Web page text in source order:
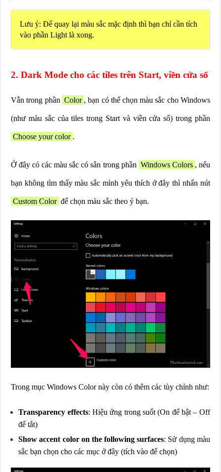
Lưu ý: Để quay lại màu sắc mặc định thì bạn chỉ cần tích
vào phần Light là xong.
2. Dark Mode cho các tiles trên Start, viền cửa sổ
Vẫn trong phần Color , bạn có thể chọn màu sắc cho Windows
(như màu sắc của tiles trong Start và viền cửa sổ) trong phần
Choose your color .
Ở đây có các màu sắc có sẵn trong phần Windows Colors , nếu
bạn không tìm thấy màu sắc mình yêu thích ở đây thì nhấn nút
Custom Color để chọn màu sắc theo ý bạn.
Trong mục Windows Color này còn có thêm các tùy chỉnh như:
Transparency effects: Hiệu ứng trong suốt (On để bật – Off
để tắt)
Show accent color on the following surfaces: Sử dụng màu
sắc bạn chọn cho các mục ở đây (tích vào để chọn)